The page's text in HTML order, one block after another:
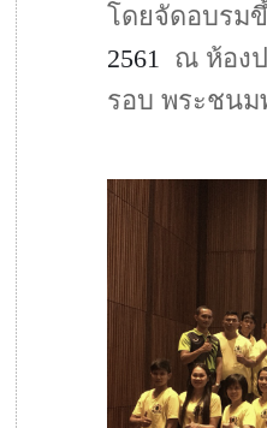
โดยจัดอบรม
2561 ณ ห้องป
รอบ พระชนม